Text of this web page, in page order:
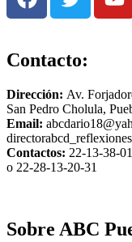
Contacto:
Dirección: Av.
San Pedro Cholula,
Email:
Contactos: 22-13-38-
o 22-28-13-20-31
Sobre ABC